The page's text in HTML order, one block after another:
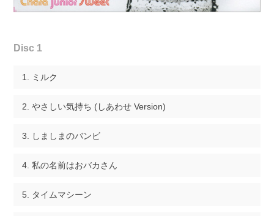
Disc 1
ミルク
やさしい気持ち (しあわせ Version)
しましまのバンビ
私の名前はおバカさん
タイムマシーン